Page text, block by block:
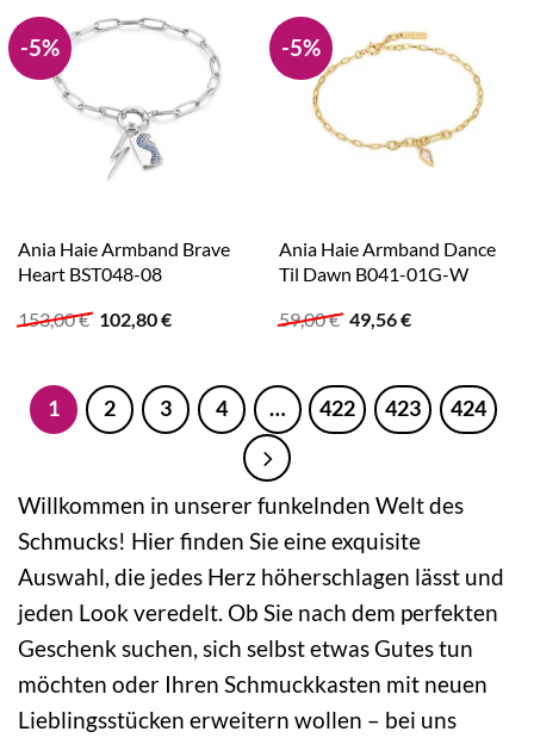
-5%
Ania Haie Armband Brave
Heart BST048-08
153,00€ Ursprünglicher
Preis
102,80€Aktueller
-5%
Ania Haie Armband Dance
Til Dawn B041-01G-W
59,00€ Ursprünglicher
Preis
49,56€Aktueller
1 2 3 4 … 422 423 424
Willkommen in unserer funkelnden Welt des
Schmucks! Hier finden Sie eine exquisite
Auswahl, die jedes Herz höherschlagen lässt und
jeden Look veredelt. Ob Sie nach dem perfekten
Geschenk suchen, sich selbst etwas Gutes tun
möchten oder Ihren Schmuckkasten mit neuen
Lieblingsstücken erweitern wollen – bei uns